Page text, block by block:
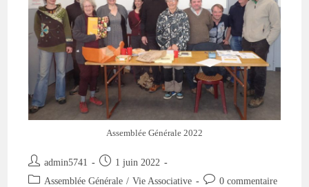
Assemblée Générale 2022
Auteur/autrice
de
admin5741
Publication
publiée :
1 juin 2022
Post Assemblée Générale / Vie Associative
Commentaires
0 commentaire